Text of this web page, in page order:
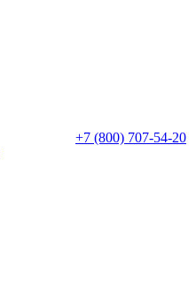
+7 (800) 707-54-20